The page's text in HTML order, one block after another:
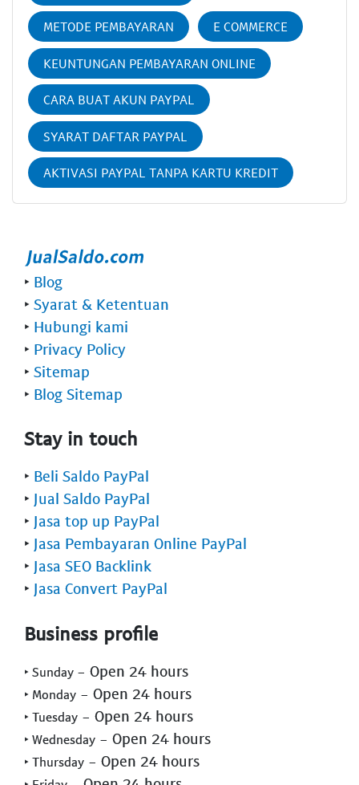
METODE PEMBAYARAN E COMMERCE
KEUNTUNGAN PEMBAYARAN ONLINE
CARA BUAT AKUN PAYPAL
SYARAT DAFTAR PAYPAL
AKTIVASI PAYPAL TANPA KARTU KREDIT
‣ Blog
‣ Syarat & Ketentuan
‣ Hubungi kami
‣ Privacy Policy
‣ Sitemap
‣ Blog Sitemap
Stay in touch
‣ Beli Saldo PayPal
‣ Jual Saldo PayPal
‣ Jasa top up PayPal
‣ Jasa Pembayaran Online PayPal
‣ Jasa SEO Backlink
‣ Jasa Convert PayPal
Business profile
‣ Sunday - Open 24 hours
‣ Monday - Open 24 hours
‣ Tuesday - Open 24 hours
‣ Wednesday - Open 24 hours
‣ Thursday - Open 24 hours